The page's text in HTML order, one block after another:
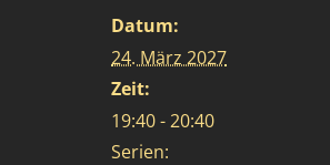
Datum:
24. März 2027
Zeit:
19:40 - 20:40
Serien: